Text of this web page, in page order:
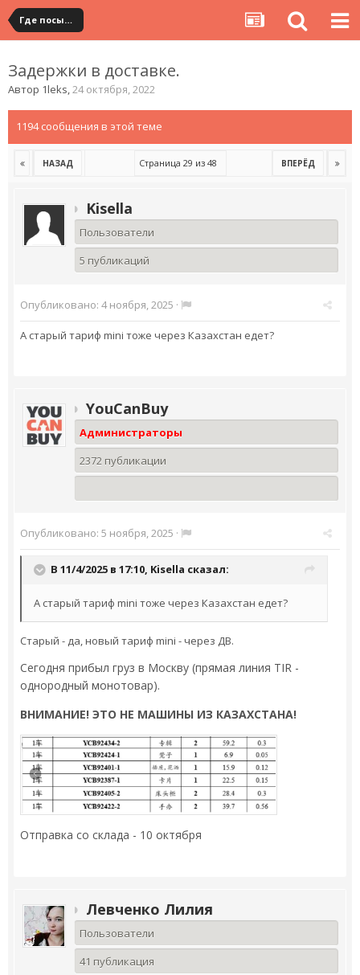
Где посылка?
Задержки в доставке.
Автор 1leks,24 октября, 2022
1194 сообщения в этой теме
НАЗАД ВПЕРЁД
Страница 29 из 48
Kisella
Пользователи
5 публикаций
Опубликовано: 4 ноября, 2025 ·
А старый тариф mini тоже через Казахстан едет?
YouCanBuy
Администраторы
2372 публикации
Опубликовано: 5 ноября, 2025 ·
В 11/4/2025 в 17:10, Kisella сказал:
А старый тариф mini тоже через Казахстан едет?
Старый - да, новый тариф mini - через ДВ.
Сегодня прибыл груз в Москву (прямая линия TIR -
однородный монотовар).
ВНИМАНИЕ! ЭТО НЕ МАШИНЫ ИЗ КАЗАХСТАНА!
Отправка со склада - 10 октября
Левченко Лилия
Пользователи
41 публикация